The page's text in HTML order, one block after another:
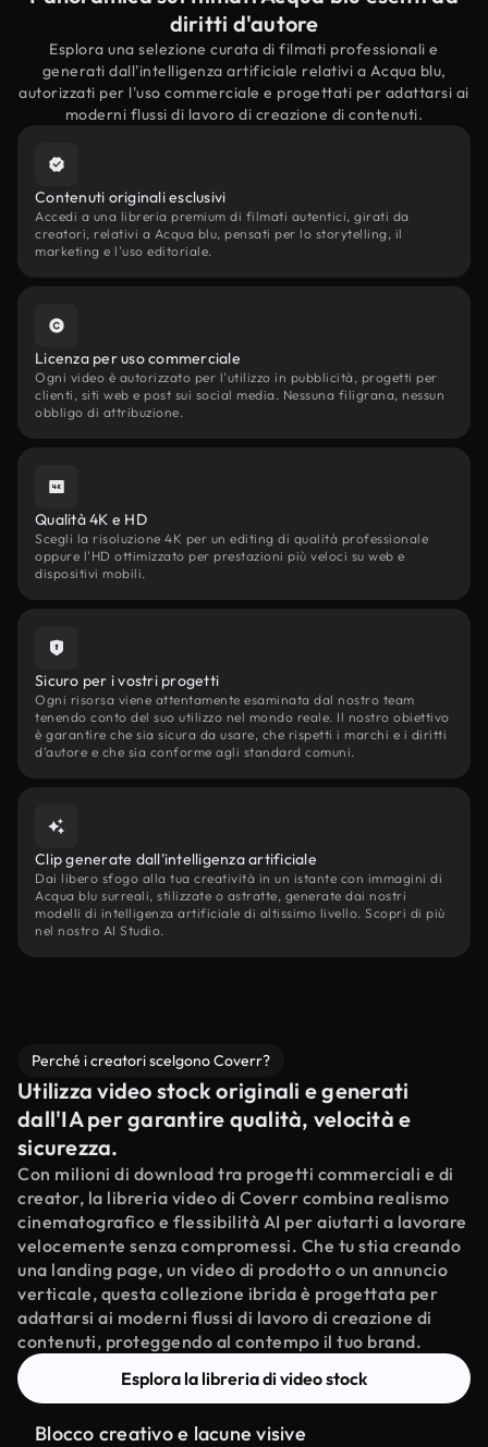
diritti d'autore
Esplora una selezione curata di filmati professionali e
generati dall'intelligenza artificiale relativi a Acqua blu,
autorizzati per l'uso commerciale e progettati per adattarsi ai
moderni flussi di lavoro di creazione di contenuti.
Contenuti originali esclusivi
Accedi a una libreria premium di filmati autentici, girati da
creatori, relativi a Acqua blu, pensati per lo storytelling, il
marketing e l'uso editoriale.
Licenza per uso commerciale
Ogni video è autorizzato per l'utilizzo in pubblicità, progetti per
clienti, siti web e post sui social media. Nessuna filigrana, nessun
obbligo di attribuzione.
Qualità 4K e HD
Scegli la risoluzione 4K per un editing di qualità professionale
oppure l'HD ottimizzato per prestazioni più veloci su web e
dispositivi mobili.
Sicuro per i vostri progetti
Ogni risorsa viene attentamente esaminata dal nostro team
tenendo conto del suo utilizzo nel mondo reale. Il nostro obiettivo
è garantire che sia sicura da usare, che rispetti i marchi e i diritti
d'autore e che sia conforme agli standard comuni.
Clip generate dall'intelligenza artificiale
Dai libero sfogo alla tua creatività in un istante con immagini di
Acqua blu surreali, stilizzate o astratte, generate dai nostri
modelli di intelligenza artificiale di altissimo livello. Scopri di più
nel nostro AI Studio.
Perché i creatori scelgono Coverr?
Utilizza video stock originali e generati
dall'IA per garantire qualità, velocità e
sicurezza.
Con milioni di download tra progetti commerciali e di
creator, la libreria video di Coverr combina realismo
cinematografico e flessibilità AI per aiutarti a lavorare
velocemente senza compromessi. Che tu stia creando
una landing page, un video di prodotto o un annuncio
verticale, questa collezione ibrida è progettata per
adattarsi ai moderni flussi di lavoro di creazione di
contenuti, proteggendo al contempo il tuo brand.
Esplora la libreria di video stock
Blocco creativo e lacune visive